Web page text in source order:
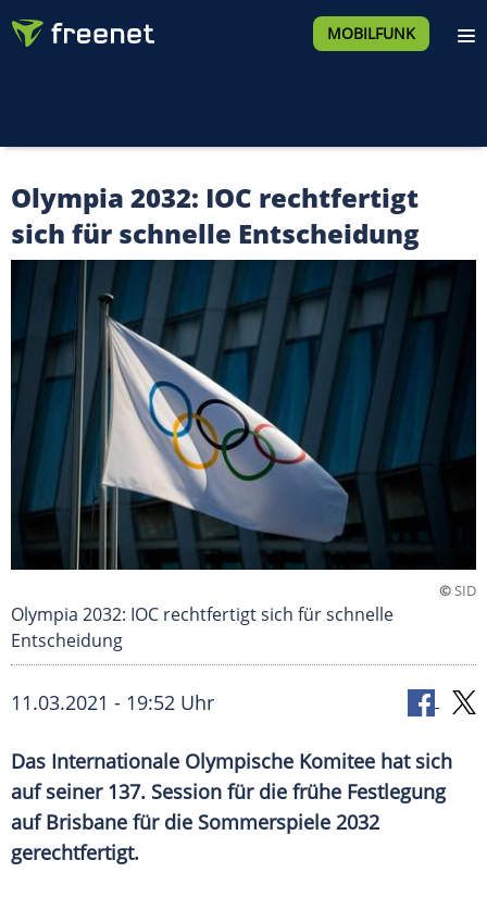
MOBILFUNK
Olympia 2032: IOC rechtfertigt
sich für schnelle Entscheidung
©SID
Olympia 2032: IOC rechtfertigt sich für schnelle
Entscheidung
11.03.2021 - 19:52 Uhr
Das Internationale Olympische Komitee hat sich
auf seiner 137. Session für die frühe Festlegung
aufBrisbane für die Sommerspiele 2032
gerechtfertigt.